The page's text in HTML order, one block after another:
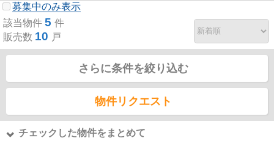
募集中のみ表示
該当物件 5 件
販売数 10 戸
さらに条件を絞り込む
物件リクエスト
チェックした物件をまとめて